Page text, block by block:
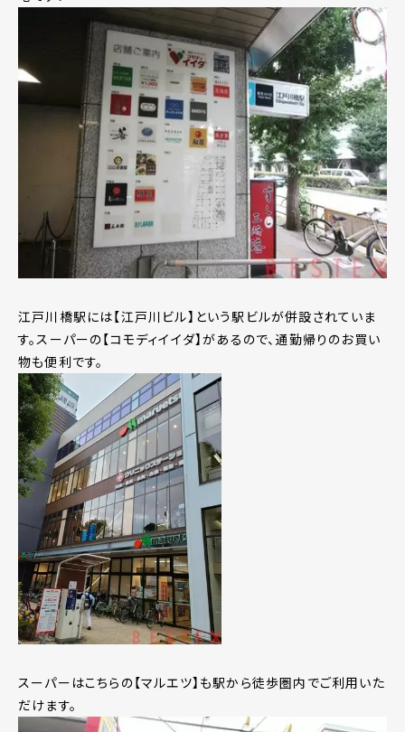
江戸川橋駅には【江戸川ビル】という駅ビルが併設されていま
す。スーパーの【コモディイイダ】があるので、通勤帰りのお買い
物も便利です。
スーパーはこちらの【マルエツ】も駅から徒歩圏内でご利用いた
だけます。